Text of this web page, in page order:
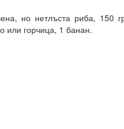
но нетлъста риба, 150
или горчица, 1 банан.